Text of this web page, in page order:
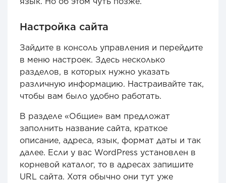
Настройка сайта
Зайдите в консоль управления и перейдите
в меню настроек. Здесь несколько
разделов, в которых нужно указать
различную информацию. Настраивайте так,
чтобы вам было удобно работать.
В разделе «Общие» вам предложат
заполнить название сайта, краткое
описание, адреса, язык, формат даты и так
далее. Если у вас WordPress установлен в
корневой каталог, то в адресах запишите
URL сайта. Хотя обычно они тут уже